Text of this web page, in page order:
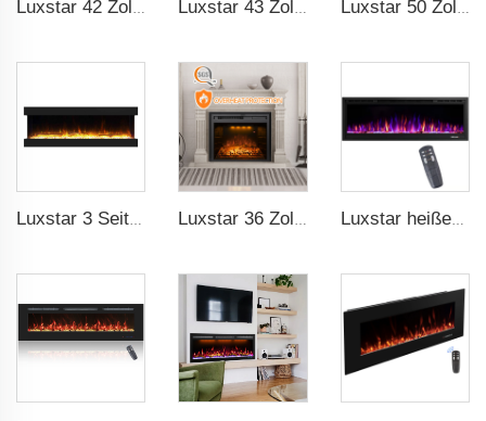
Luxstar 42 Zoll Intelligenter Elektrischer Feuerplatzheizer Einbaufähig Wandmontierte Feuerstelle mit App-Steuerung Fernbedienung Luxstar 43 Zoll Hochwertige Einbauelektrofeuerstellen zum Heizen deines Hauses mit Feuerknistgeräusch, Fernbedienung Heizungen Luxstar 50 Zoll Elektrischer Kamin mit einstellbarer Flamme und obere Lichtfarben Einbauwandkamin
Luxstar heißer Verkauf Wandmontierte LED-Elektrofeuer mit 3 Farben realistische Baumstamm Flammen aufgehängten Kamin elektrisch